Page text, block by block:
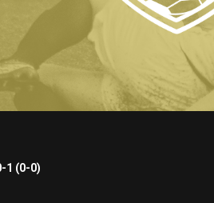
1 (0-0)